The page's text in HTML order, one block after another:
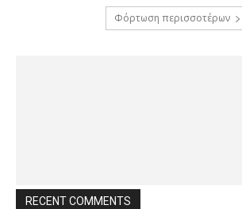
Φόρτωση περισσοτέρων
RECENT COMMENTS